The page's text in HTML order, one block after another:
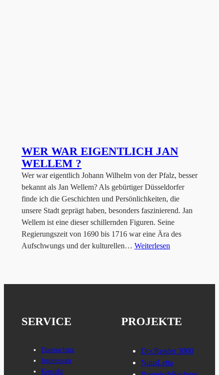
WER WAR EIGENTLICH JAN
WELLEM ?
Wer war eigentlich Johann Wilhelm von der Pfalz, besser
bekannt als Jan Wellem? Als gebürtiger Düsseldorfer
finde ich die Geschichten und Persönlichkeiten, die
unsere Stadt geprägt haben, besonders faszinierend. Jan
Wellem ist eine dieser schillernden Figuren. Seine
Regierungszeit von 1690 bis 1716 war eine Ära des
Aufschwungs und der kulturellen… Weiterlesen
SERVICE
Datenschutz
Impressum
Kontakt
PROJEKTE
DocReader 3000
NuusLetta